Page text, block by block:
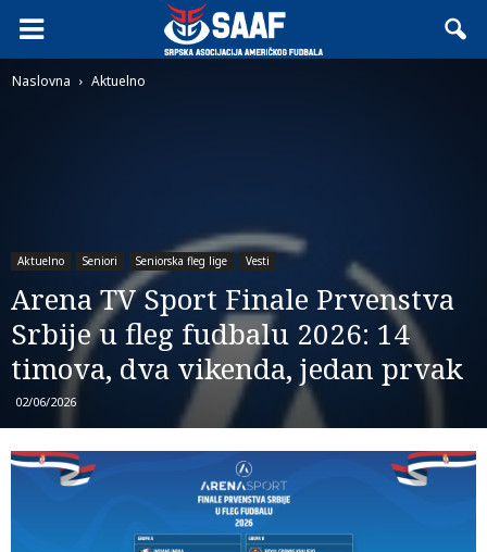
Naslovna Aktuelno
Aktuelno Seniori Seniorska fleg lige Vesti
Arena TV Sport Finale Prvenstva
Srbije u fleg fudbalu 2026: 14
timova, dva vikenda, jedan prvak
02/06/2026